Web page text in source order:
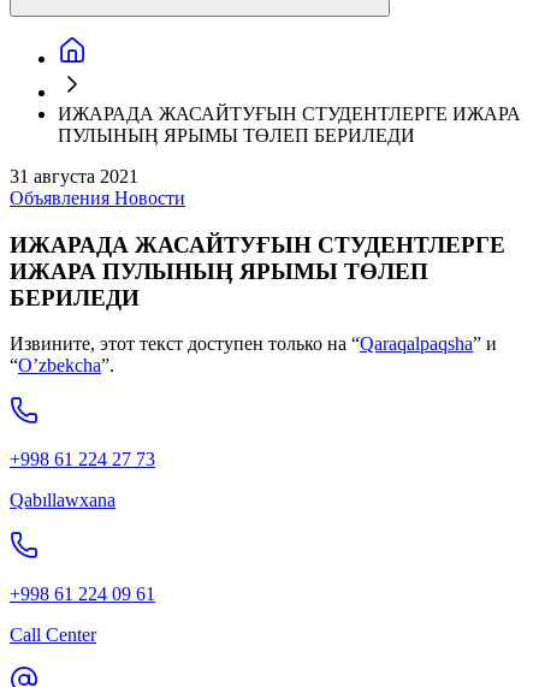
ИЖАРАДА ЖАСАЙТУҒЫН СТУДЕНТЛЕРГЕ ИЖАРА
ПУЛЫНЫӉ ЯРЫМЫ ТӨЛЕП БЕРИЛЕДИ
31 августа 2021
Объявления Новости
ИЖАРАДА ЖАСАЙТУҒЫН СТУДЕНТЛЕРГЕ
ИЖАРА ПУЛЫНЫӉ ЯРЫМЫ ТӨЛЕП
БЕРИЛЕДИ
Извините, этот текст доступен только на “Qaraqalpaqsha” и
“O’zbekcha”.
+998 61 224 27 73
Qabıllawxana
+998 61 224 09 61
Call Center